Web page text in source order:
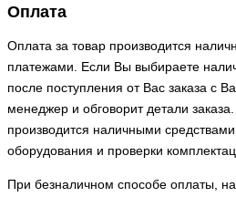
Оплата за товар производится
платежами. Если Вы выбираете
после поступления от Вас заказа с
менеджер и обговорит детали
производится наличными
оборудования и проверки
При безналичном способе оплаты,